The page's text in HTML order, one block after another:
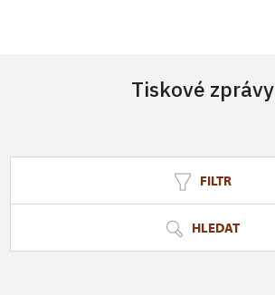
Tiskové zprávy
FILTR
HLEDAT